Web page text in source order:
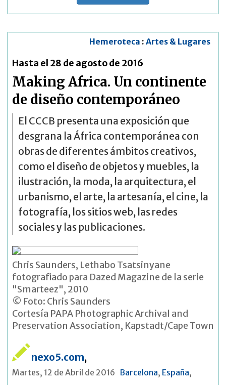
Hemeroteca : Artes & Lugares
Hasta el 28 de agosto de 2016
Making Africa. Un continente
de diseño contemporáneo
El CCCB presenta una exposición que
desgrana la África contemporánea con
obras de diferentes ámbitos creativos,
como el diseño de objetos y muebles, la
ilustración, la moda, la arquitectura, el
urbanismo, el arte, la artesanía, el cine, la
fotografía, los sitios web, las redes
sociales y las publicaciones.
Chris Saunders, Lethabo Tsatsinyane
fotografiado para Dazed Magazine de la serie
"Smarteez", 2010
© Foto: Chris Saunders
Cortesía PAPA Photographic Archival and
Preservation Association, Kapstadt/Cape Town
nexo5.com,
Martes, 12 de Abril de 2016 Barcelona, España,